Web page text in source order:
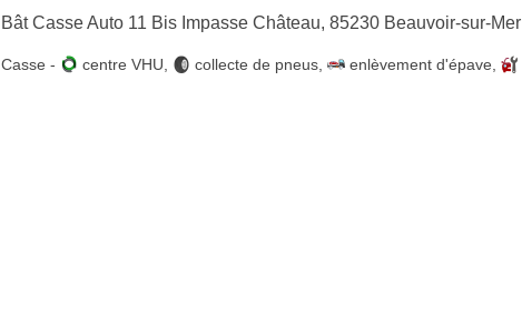
Bât Casse Auto 11 Bis Impasse Château, 85230 Beauvoir-sur-Mer
Casse - centre VHU collecte de pneus enlèvement d'épave